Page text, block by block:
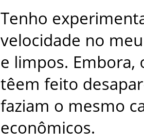
Tenho
velocidade no meu
e limpos. Embora,
têem feito
faziam o mesmo
econômicos.